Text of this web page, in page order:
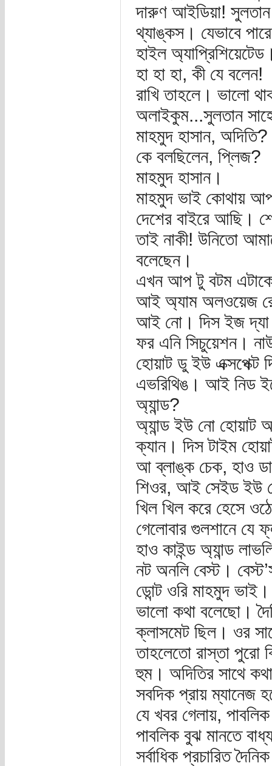
দারুণ আইডিয়া! সুলতান
থ্যাঙ্কস। যেভাবে
হাইল
হা হা হা, কী যে বলেন!
রাখি তাহলে। ভালো
অলাইকুম...সুলতান
মাহমুদ হাসান, অদিতি?
কে বলছিলেন, প্লিজ?
মাহমুদ হাসান।
মাহমুদ ভাই কোথায়
দেশের বাইরে আছি।
তাই নাকী! উনিতো
বলেছেন।
এখন আপ টু বটম এটাকে
আই অ্যাম অলওয়েজ
আই নো। দিস ইজ দ্যা
ফর এনি সিচুয়েশন।
হোয়াট ডু ইউ এক্সপেক্ট
এভরিথিঙ। আই নিড
অ্যান্ড?
অ্যান্ড ইউ নো হোয়াট
ক্যান। দিস টাইম
আ ব্লাঙ্ক চেক, হাও
শিওর, আই সেইড ইউ
খিল খিল করে হেসে
গেলোবার গুলশানে যে
হাও কাইন্ড অ্যান্ড
নট অনলি বেস্ট।
ডোন্ট ওরি মাহমুদ
ভালো কথা বলেছো।
ক্লাসমেট ছিল। ওর
তাহলেতো রাস্তা পুরো
হুম। অদিতির সাথে
সবদিক প্রায় ম্যানেজ
যে খবর গেলায়,
পাবলিক বুঝ মানতে
সর্বাধিক প্রচারিত